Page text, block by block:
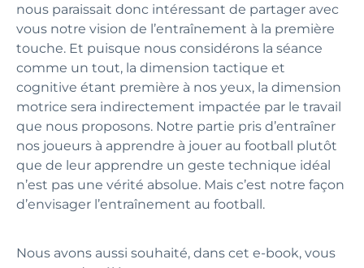
nous paraissait donc intéressant de partager avec
vous notre vision de l’entraînement à la première
touche. Et puisque nous considérons la séance
comme un tout, la dimension tactique et
cognitive étant première à nos yeux, la dimension
motrice sera indirectement impactée par le travail
que nous proposons. Notre partie pris d’entraîner
nos joueurs à apprendre à jouer au football plutôt
que de leur apprendre un geste technique idéal
n’est pas une vérité absolue. Mais c’est notre façon
d’envisager l’entraînement au football.
Nous avons aussi souhaité, dans cet e-book, vous